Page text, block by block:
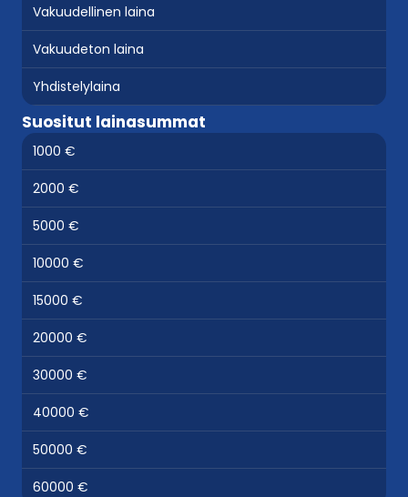
Vakuudellinen laina
Vakuudeton laina
Yhdistelylaina
Suositut lainasummat
1000 €
2000 €
5000 €
10000 €
15000 €
20000 €
30000 €
40000 €
50000 €
60000 €